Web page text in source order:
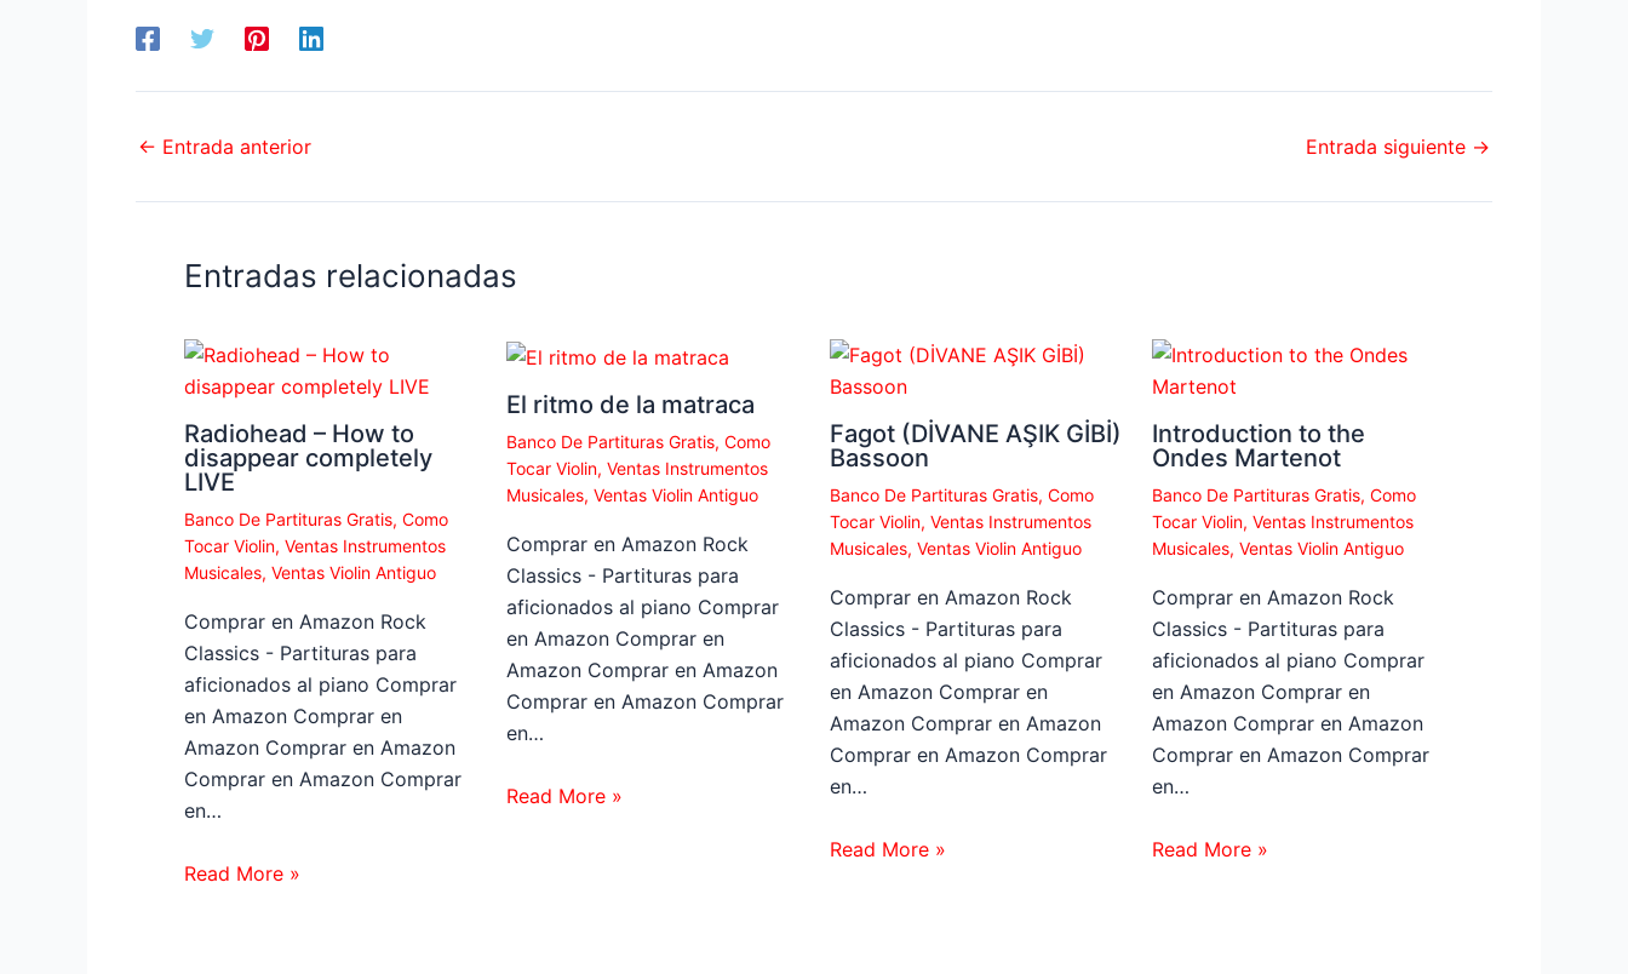
← Entrada anterior Entrada siguiente →
Entradas relacionadas
Radiohead – How to
disappear completely
LIVE
Banco De Partituras Gratis, Como
Tocar Violin, Ventas Instrumentos
Musicales, Ventas Violin Antiguo
Comprar en Amazon Rock
Classics - Partituras para
aficionados al piano Comprar
en Amazon Comprar en
Amazon Comprar en Amazon
Comprar en Amazon Comprar
en…
Read More »
El ritmo de la matraca
Banco De Partituras Gratis,Como
Tocar Violin,Ventas Instrumentos
Musicales,Ventas Violin Antiguo
Comprar en Amazon Rock
Classics - Partituras para
aficionados al piano Comprar
en Amazon Comprar en
Amazon Comprar en Amazon
Comprar en Amazon Comprar
en…
Read More »
Fagot (DİVANE AŞIK GİBİ)
Bassoon
Banco De Partituras Gratis, Como
Tocar Violin, Ventas Instrumentos
Musicales, Ventas Violin Antiguo
Comprar en Amazon Rock
Classics - Partituras para
aficionados al piano Comprar
en Amazon Comprar en
Amazon Comprar en Amazon
Comprar en Amazon Comprar
en…
Read More »
Introduction to the
Ondes Martenot
Banco De Partituras Gratis, Como
Tocar Violin, Ventas Instrumentos
Musicales, Ventas Violin Antiguo
Comprar en Amazon Rock
Classics - Partituras para
aficionados al piano Comprar
en Amazon Comprar en
Amazon Comprar en Amazon
Comprar en Amazon Comprar
en…
Read More »